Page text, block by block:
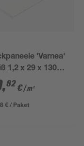
'Varnea'
1,2 x 29 x 130
Stück
,82€/ m²
€ / Paket